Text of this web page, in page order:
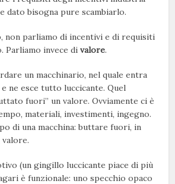
dato bisogna pure scambiarlo.
non parliamo di incentivi e di requisiti
Parliamo invece divalore.
un macchinario, nel quale entra
ne esce tutto luccicante. Quel
fuori” un valore. Ovviamente ci è
materiali, investimenti, ingegno.
di una macchina: buttare fuori, in
valore.
(un gingillo luccicante piace di più
è funzionale: uno specchio opaco